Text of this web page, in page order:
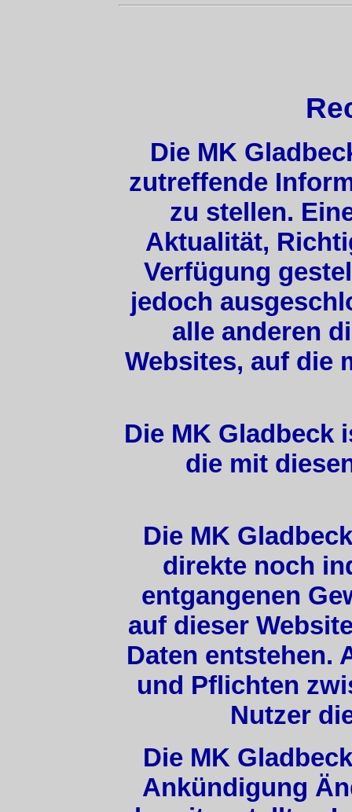
Die MK
zutreffende
zu stellen.
Aktualität,
Verfügung
jedoch
alle anderen
Websites, auf die
Die MK Gladbeck
die mit
Die MK
direkte noch
entgangenen
auf dieser
Daten entstehen.
und Pflichten
Nutzer
Die MK
Ankündigung